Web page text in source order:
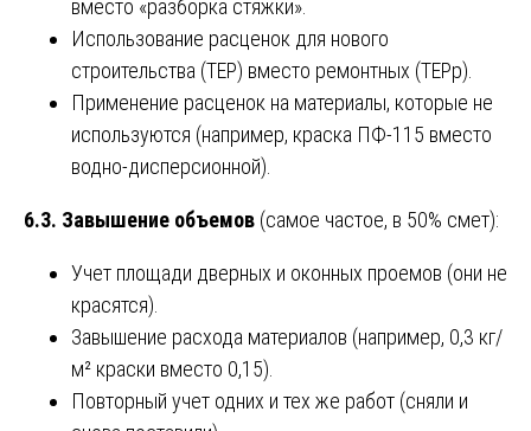
вместо «разборка стяжки».
Использование расценок для нового
строительства (ТЕР) вместо ремонтных (ТЕРр).
Применение расценок на материалы, которые не
используются (например, краска ПФ-115 вместо
водно-дисперсионной).
6.3. Завышение объемов (самое частое, в 50% смет):
Учет площади дверных и оконных проемов (они не
красятся).
Завышение расхода материалов (например, 0,3 кг/
м² краски вместо 0,15).
Повторный учет одних и тех же работ (сняли и